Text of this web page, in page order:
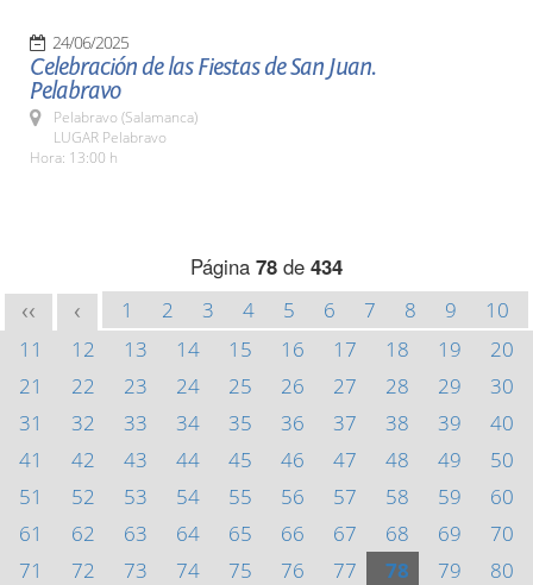
24/06/2025
Celebración de las Fiestas de San Juan.
Pelabravo
Pelabravo (Salamanca)
LUGAR Pelabravo
Hora: 13:00 h
Página 78 de 434
<< < 1 2 3 4 5 6 7 8 9
10
11
12 13 14 15 16 17 18 19
20
21
22 23 24 25 26 27 28 29
30
31
32 33 34 35 36 37 38 39
40
41
42 43 44 45 46 47 48 49
50
51
52 53 54 55 56 57 58 59
60
61
62 63 64 65 66 67 68 69
70
71
72 73 74 75 76 77 78 79
80